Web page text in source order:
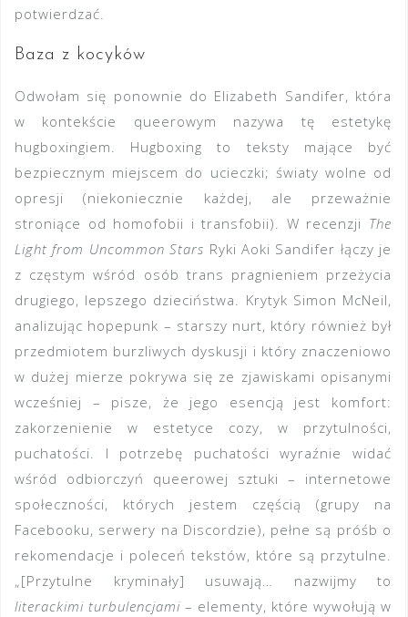
potwierdzać.
Baza z kocyków
Odwołam się ponownie do Elizabeth Sandifer, która
w kontekście queerowym nazywa tę estetykę
hugboxingiem. Hugboxing to teksty mające być
bezpiecznym miejscem do ucieczki; światy wolne od
opresji (niekoniecznie każdej, ale przeważnie
stroniące od homofobii i transfobii). W recenzji The
Light from Uncommon Stars Ryki Aoki Sandifer łączy je
z częstym wśród osób trans pragnieniem przeżycia
drugiego, lepszego dzieciństwa. Krytyk Simon McNeil,
analizując hopepunk – starszy nurt, który również był
przedmiotem burzliwych dyskusji i który znaczeniowo
w dużej mierze pokrywa się ze zjawiskami opisanymi
wcześniej – pisze, że jego esencją jest komfort:
zakorzenienie w estetyce cozy, w przytulności,
puchatości. I potrzebę puchatości wyraźnie widać
wśród odbiorczyń queerowej sztuki – internetowe
społeczności, których jestem częścią (grupy na
Facebooku, serwery na Discordzie), pełne są próśb o
rekomendacje i poleceń tekstów, które są przytulne.
„[Przytulne kryminały] usuwają… nazwijmy to
literackimi turbulencjami – elementy, które wywołują w